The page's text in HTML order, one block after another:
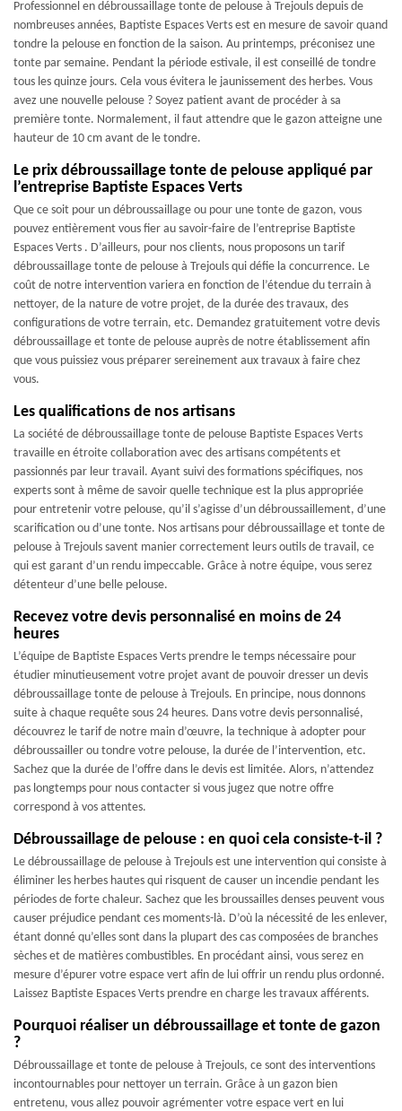
Professionnel en débroussaillage tonte de pelouse à Trejouls depuis de
nombreuses années, Baptiste Espaces Verts est en mesure de savoir quand
tondre la pelouse en fonction de la saison. Au printemps, préconisez une
tonte par semaine. Pendant la période estivale, il est conseillé de tondre
tous les quinze jours. Cela vous évitera le jaunissement des herbes. Vous
avez une nouvelle pelouse ? Soyez patient avant de procéder à sa
première tonte. Normalement, il faut attendre que le gazon atteigne une
hauteur de 10 cm avant de le tondre.
Le prix débroussaillage tonte de pelouse appliqué par
l’entreprise Baptiste Espaces Verts
Que ce soit pour un débroussaillage ou pour une tonte de gazon, vous
pouvez entièrement vous fier au savoir-faire de l’entreprise Baptiste
Espaces Verts . D’ailleurs, pour nos clients, nous proposons un tarif
débroussaillage tonte de pelouse à Trejouls qui défie la concurrence. Le
coût de notre intervention variera en fonction de l’étendue du terrain à
nettoyer, de la nature de votre projet, de la durée des travaux, des
configurations de votre terrain, etc. Demandez gratuitement votre devis
débroussaillage et tonte de pelouse auprès de notre établissement afin
que vous puissiez vous préparer sereinement aux travaux à faire chez
vous.
Les qualifications de nos artisans
La société de débroussaillage tonte de pelouse Baptiste Espaces Verts
travaille en étroite collaboration avec des artisans compétents et
passionnés par leur travail. Ayant suivi des formations spécifiques, nos
experts sont à même de savoir quelle technique est la plus appropriée
pour entretenir votre pelouse, qu’il s’agisse d’un débroussaillement, d’une
scarification ou d’une tonte. Nos artisans pour débroussaillage et tonte de
pelouse à Trejouls savent manier correctement leurs outils de travail, ce
qui est garant d’un rendu impeccable. Grâce à notre équipe, vous serez
détenteur d’une belle pelouse.
Recevez votre devis personnalisé en moins de 24
heures
L’équipe de Baptiste Espaces Verts prendre le temps nécessaire pour
étudier minutieusement votre projet avant de pouvoir dresser un devis
débroussaillage tonte de pelouse à Trejouls. En principe, nous donnons
suite à chaque requête sous 24 heures. Dans votre devis personnalisé,
découvrez le tarif de notre main d’œuvre, la technique à adopter pour
débroussailler ou tondre votre pelouse, la durée de l’intervention, etc.
Sachez que la durée de l’offre dans le devis est limitée. Alors, n’attendez
pas longtemps pour nous contacter si vous jugez que notre offre
correspond à vos attentes.
Débroussaillage de pelouse : en quoi cela consiste-t-il ?
Le débroussaillage de pelouse à Trejouls est une intervention qui consiste à
éliminer les herbes hautes qui risquent de causer un incendie pendant les
périodes de forte chaleur. Sachez que les broussailles denses peuvent vous
causer préjudice pendant ces moments-là. D’où la nécessité de les enlever,
étant donné qu’elles sont dans la plupart des cas composées de branches
sèches et de matières combustibles. En procédant ainsi, vous serez en
mesure d’épurer votre espace vert afin de lui offrir un rendu plus ordonné.
Laissez Baptiste Espaces Verts prendre en charge les travaux afférents.
Pourquoi réaliser un débroussaillage et tonte de gazon
?
Débroussaillage et tonte de pelouse à Trejouls, ce sont des interventions
incontournables pour nettoyer un terrain. Grâce à un gazon bien
entretenu, vous allez pouvoir agrémenter votre espace vert en lui